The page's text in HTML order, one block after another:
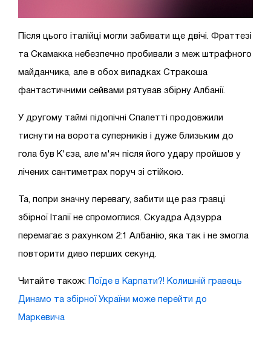
Після цього італійці могли забивати ще двічі. Фраттезі
та Скамакка небезпечно пробивали з меж штрафного
майданчика, але в обох випадках Стракоша
фантастичними сейвами рятував збірну Албанії.
У другому таймі підопічні Спалетті продовжили
тиснути на ворота суперників і дуже близьким до
гола був К'єза, але м'яч після його удару пройшов у
лічених сантиметрах поруч зі стійкою.
Та, попри значну перевагу, забити ще раз гравці
збірної Італії не спромоглися. Скуадра Адзурра
перемагає з рахунком 2:1 Албанію, яка так і не змогла
повторити диво перших секунд.
Читайте також: Поїде в Карпати?! Колишній гравець
Динамо та збірної України може перейти до
Маркевича